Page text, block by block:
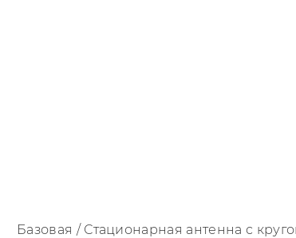
Базовая / Стационарная антенна с